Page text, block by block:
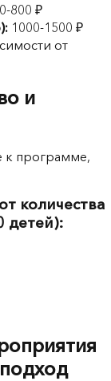
800 ₽
1000-1500 ₽
от
и
к программе,
количества
детей):